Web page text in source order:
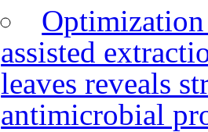
assisted
leaves reveals
antimicrobial